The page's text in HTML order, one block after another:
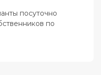
посуточно
по